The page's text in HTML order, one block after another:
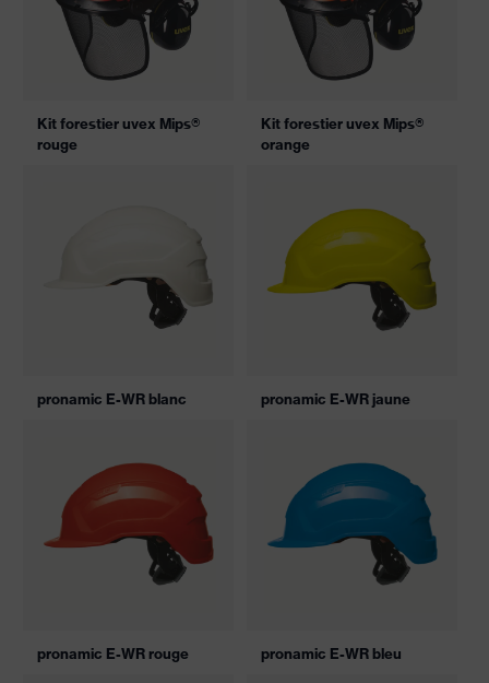
Kit forestier uvex Mips®
rouge
Kit forestier uvex Mips®
orange
pronamic E-WR blanc pronamic E-WR jaune
pronamic E-WR rouge pronamic E-WR bleu